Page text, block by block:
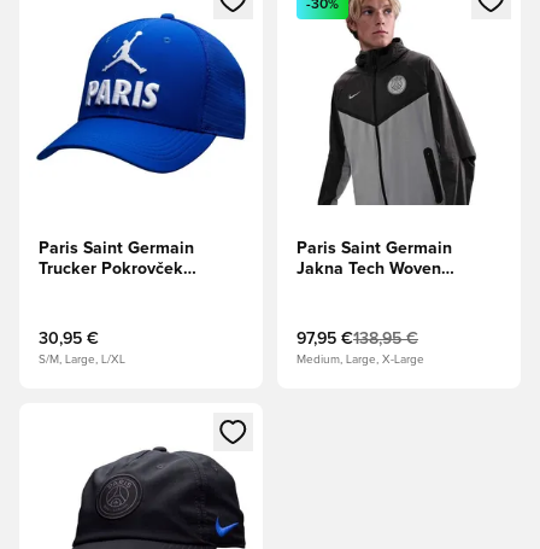
Paris Saint Germain
Trucker Pokrovček
kraljevsko/Bela
30,95 €
S/M, Large, L/XL
-30%
Paris Saint Germain
Jakna Tech Woven
Grey/Odsevajte srebro
97,95 €138,95 €
Medium, Large, X-Large
Odpre Modal za prijavo ali vpis kot član